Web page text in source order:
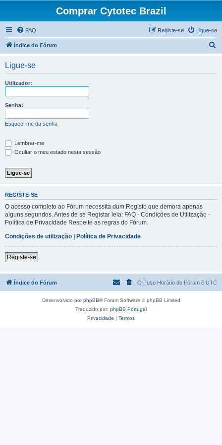
Comprar Cytotec Brazil
FAQ Ligue-se
Registe-se
Índice do Fórum
Ligue-se
Utilizador:
Senha:
Esqueci-me da senha
Lembrar-me
Ocultar o meu estado nesta sessão
REGISTE-SE
O acesso completo ao Fórum necessita dum Registo que demora apenas
alguns segundos. Antes de se Registar leia: FAQ - Condições de Utilização -
Política de Privacidade Respeite as regras do Fórum.
Condições de utilização | Política de Privacidade
Registe-se
Índice do Fórum O Fuso Horário do Fórum é UTC
Desenvolvido porphpBB® Forum Software © phpBB Limited
Traduzido por: phpBB Portugal
Privacidade | Termos